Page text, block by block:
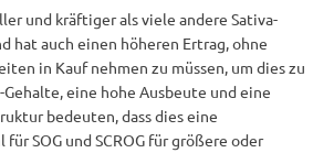
und kräftiger als viele andere Sativa-
hat auch einen höheren Ertrag, ohne
in Kauf nehmen zu müssen, um dies zu
eine hohe Ausbeute und eine
bedeuten, dass dies eine
SOG und SCROG für größere oder